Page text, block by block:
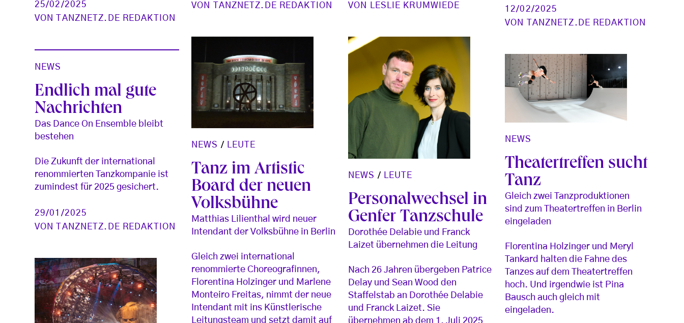
25/02/2025
VON
TANZNETZ.DE REDAKTION
VON
TANZNETZ.DE REDAKTION
VON
LESLIE KRUMWIEDE
12/02/2025
VON
TANZNETZ.DE REDAKTION
NEWS / LEUTE
Tanz im Artistic
Board der neuen
Volksbühne
Matthias Lilienthal wird neuer
Intendant der Volksbühne in Berlin
Gleich zwei international
renommierte Choreografinnen,
Florentina Holzinger und Marlene
Monteiro Freitas, nimmt der neue
Intendant mit ins Künstlerische
Leitungsteam und setzt damit auf
NEWS / LEUTE
Personalwechsel in
Genfer Tanzschule
Dorothée Delabie und Franck
Laizet übernehmen die Leitung
Nach 26 Jahren übergeben Patrice
Delay und Sean Wood den
Staffelstab an Dorothée Delabie
und Franck Laizet. Sie
übernehmen ab dem 1. Juli 2025
NEWS
Endlich mal gute
Nachrichten
Das Dance On Ensemble bleibt
bestehen
Die Zukunft der international
renommierten Tanzkompanie ist
zumindest für 2025 gesichert.
29/01/2025
VON
TANZNETZ.DE REDAKTION
NEWS
Theatertreffen sucht
Tanz
Gleich zwei Tanzproduktionen
sind zum Theatertreffen in Berlin
eingeladen
Florentina Holzinger und Meryl
Tankard halten die Fahne des
Tanzes auf dem Theatertreffen
hoch. Und irgendwie ist Pina
Bausch auch gleich mit
eingeladen.